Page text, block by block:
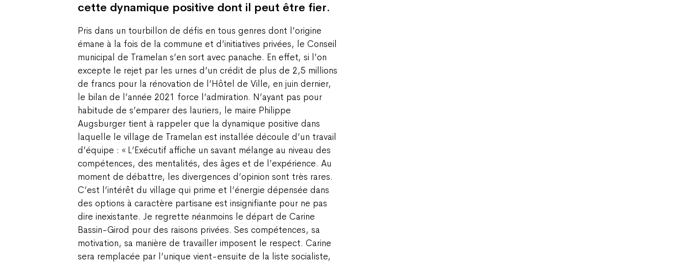
cette dynamique positive dont il peut être fier.
Pris dans un tourbillon de défis en tous genres dont l’origine
émane à la fois de la commune et d’initiatives privées, le Conseil
municipal de Tramelan s’en sort avec panache. En effet, si l’on
excepte le rejet par les urnes d’un crédit de plus de 2,5 millions
de francs pour la rénovation de l’Hôtel de Ville, en juin dernier,
le bilan de l’année 2021 force l’admiration. N’ayant pas pour
habitude de s’emparer des lauriers, le maire Philippe
Augsburger tient à rappeler que la dynamique positive dans
laquelle le village de Tramelan est installée découle d’un travail
d’équipe : « L’Exécutif affiche un savant mélange au niveau des
compétences, des mentalités, des âges et de l’expérience. Au
moment de débattre, les divergences d’opinion sont très rares.
C’est l’intérêt du village qui prime et l’énergie dépensée dans
des options à caractère partisane est insignifiante pour ne pas
dire inexistante. Je regrette néanmoins le départ de Carine
Bassin-Girod pour des raisons privées. Ses compétences, sa
motivation, sa manière de travailler imposent le respect. Carine
sera remplacée par l’unique vient-ensuite de la liste socialiste,